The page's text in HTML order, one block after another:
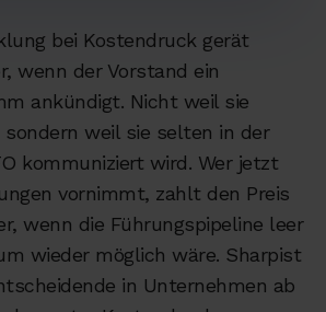
bei Kostendruck gerät
wenn der Vorstand ein
ankündigt. Nicht weil sie
weil sie selten in der
kommuniziert wird. Wer jetzt
vornimmt, zahlt den Preis
wenn die Führungspipeline leer
wieder möglich wäre. Sharpist
in Unternehmen ab